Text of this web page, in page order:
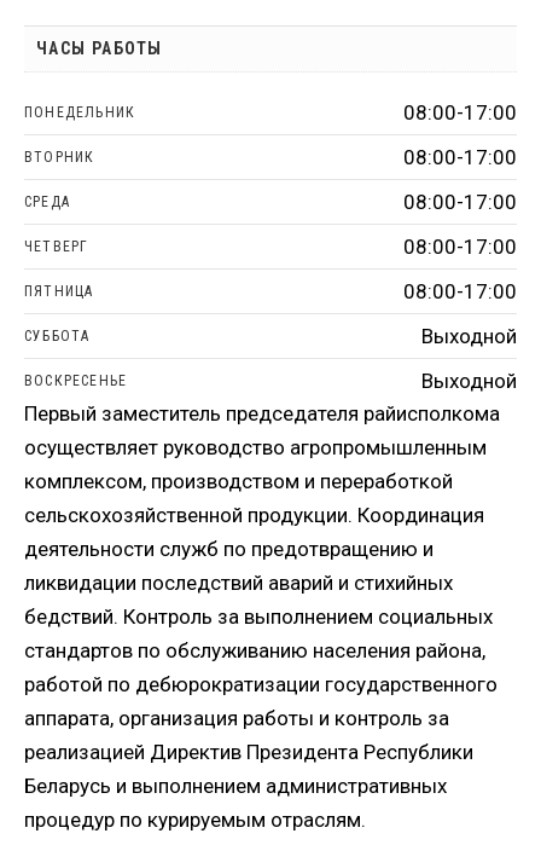
ЧАСЫ РАБОТЫ
ПОНЕДЕЛЬНИК 08:00-17:00
ВТОРНИК 08:00-17:00
СРЕДА 08:00-17:00
ЧЕТВЕРГ 08:00-17:00
ПЯТНИЦА 08:00-17:00
СУББОТА Выходной
ВОСКРЕСЕНЬЕ
Выходной
Первый заместитель председателя райисполкома
осуществляет руководство агропромышленным
комплексом, производством и переработкой
сельскохозяйственной продукции. Координация
деятельности служб по предотвращению и
ликвидации последствий аварий и стихийных
бедствий. Контроль за выполнением социальных
стандартов по обслуживанию населения района,
работой по дебюрократизации государственного
аппарата, организация работы и контроль за
реализацией Директив Президента Республики
Беларусь и выполнением административных
процедур по курируемым отраслям.